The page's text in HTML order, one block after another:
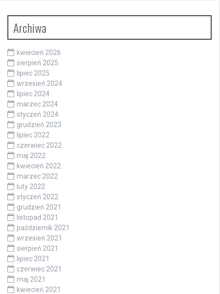
Archiwa
kwiecień 2026
sierpień 2025
lipiec 2025
wrzesień 2024
lipiec 2024
marzec 2024
styczeń 2024
grudzień 2023
lipiec 2022
czerwiec 2022
maj 2022
kwiecień 2022
marzec 2022
luty 2022
styczeń 2022
grudzień 2021
listopad 2021
październik 2021
wrzesień 2021
sierpień 2021
lipiec 2021
czerwiec 2021
maj 2021
kwiecień 2021